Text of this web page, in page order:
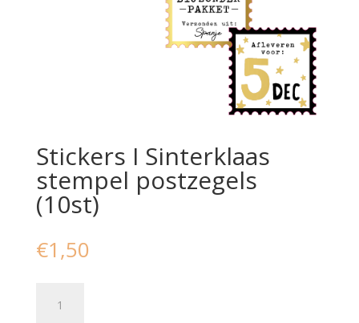
Stickers I Sinterklaas
stempel postzegels
(10st)
€1,50